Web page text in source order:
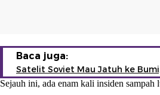
Baca juga:
Satelit Soviet Mau Jatuh ke
Sejauh ini, ada enam kali insiden